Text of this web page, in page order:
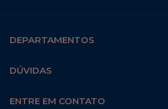
DEPARTAMENTOS
DÚVIDAS
ENTRE EM CONTATO